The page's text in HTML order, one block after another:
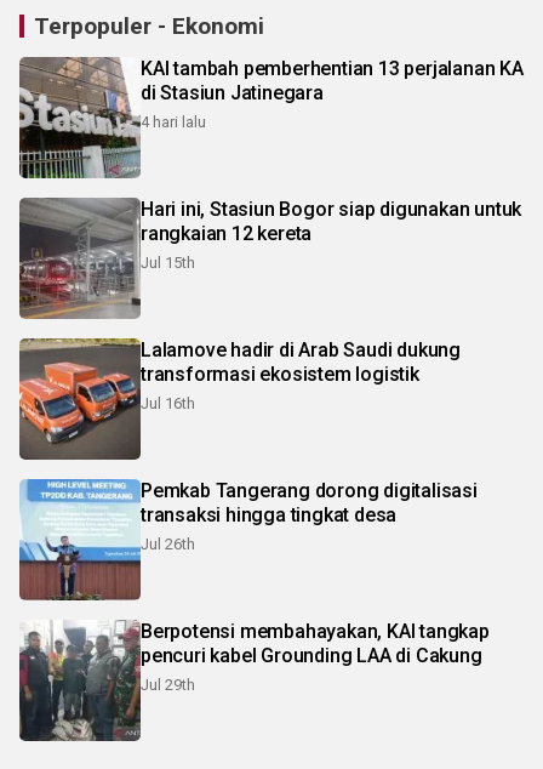
Terpopuler - Ekonomi
KAI tambah pemberhentian 13 perjalanan KA
di Stasiun Jatinegara
4 hari lalu
Hari ini, Stasiun Bogor siap digunakan untuk
rangkaian 12 kereta
Jul 15th
Lalamove hadir di Arab Saudi dukung
transformasi ekosistem logistik
Jul 16th
Pemkab Tangerang dorong digitalisasi
transaksi hingga tingkat desa
Jul 26th
Berpotensi membahayakan, KAI tangkap
pencuri kabel Grounding LAA di Cakung
Jul 29th